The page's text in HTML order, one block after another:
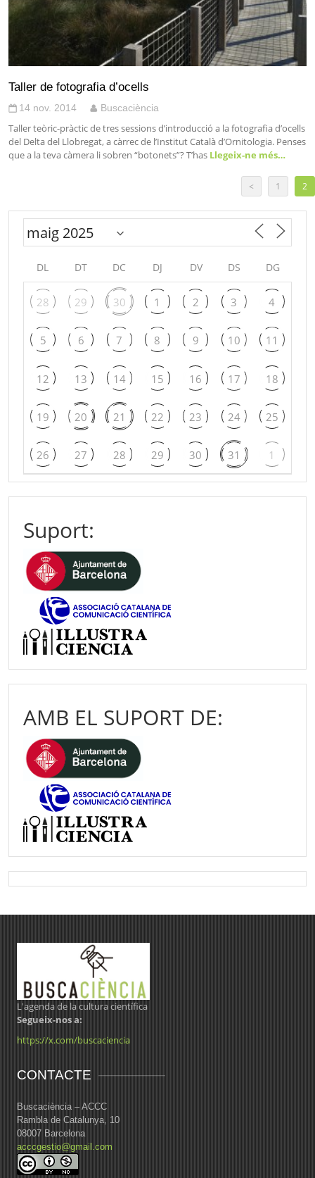
Taller de fotografia d’ocells
14 nov. 2014 Buscaciència
Taller teòric-pràctic de tres sessions d’introducció a la fotografia d’ocells
del Delta del Llobregat, a càrrec de l’Institut Català d’Ornitologia. Penses
que a la teva càmera li sobren “botonets”? T’has Llegeix-ne més…
< 1 2
DL DT DC DJ DV DS DG
28 29 30 1 2 3 4
5 6 7 8 9 10 11
12 13 14 15 16 17 18
19 20 21 22 23 24 25
26 27 28 29 30 31 1
Suport:
AMB EL SUPORT DE:
L'agenda de la cultura científica
Segueix-nos a:
https://x.com/buscaciencia
CONTACTE
Buscaciència – ACCC
Rambla de Catalunya, 10
08007 Barcelona
acccgestio@gmail.com